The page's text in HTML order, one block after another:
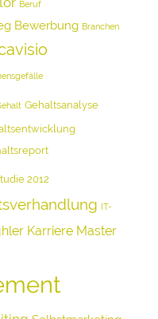
Beruf
Bewerbung Branchen
Gehaltsanalyse
2012
IT-
Karriere Master